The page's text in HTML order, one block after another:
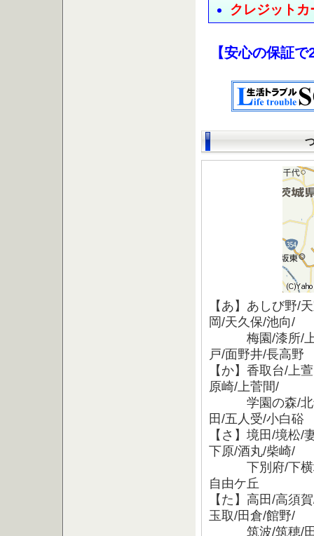
クレジット
【安心の保証
【あ】あしび野/
岡/天久保/池向/
梅園/漆所/上ノ
戸/面野井/長高野
【か】香取台/上
原崎/上菅間/
学園の森/北郷/
田/五人受/小白硲
【さ】境田/境松/
下原/酒丸/柴崎/
下別府/下横場/
自由ケ丘
【た】高田/高須
玉取/田倉/館野/
筑波/筑穂/田水